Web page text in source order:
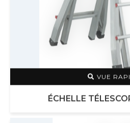
VUE
ÉCHELLE